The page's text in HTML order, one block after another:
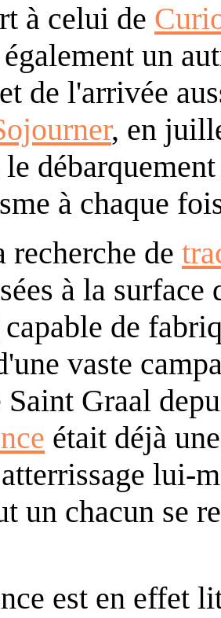
à celui de
un
de l'arrivée
, en
à chaque
recherche de
à la
capable de
vaste
Graal
était déjà
lui-
un chacun se
est en effet